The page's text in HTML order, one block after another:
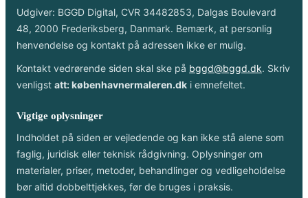
Udgiver: BGGD Digital, CVR 34482853, Dalgas Boulevard
48, 2000 Frederiksberg, Danmark. Bemærk, at personlig
henvendelse og kontakt på adressen ikke er mulig.
Kontakt vedrørende siden skal ske på bggd@bggd.dk. Skriv
venligst att: københavnermaleren.dk i emnefeltet.
Vigtige oplysninger
Indholdet på siden er vejledende og kan ikke stå alene som
faglig, juridisk eller teknisk rådgivning. Oplysninger om
materialer, priser, metoder, behandlinger og vedligeholdelse
bør altid dobbelttjekkes, før de bruges i praksis.